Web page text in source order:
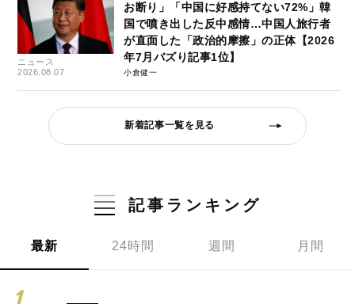
ニュース
2026.08.07
お断り」「中国に好感持てない72%」韓
国で噴き出した反中感情…中国人旅行者
が直面した「政治的摩擦」の正体【2026
年7月バズり記事1位】
小倉健一
新着記事一覧を見る
記事ランキング
最新 24時間 週間 月間